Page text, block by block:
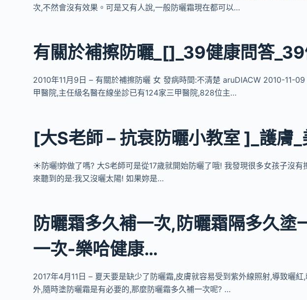
次,不然會沒有效果。可是又有人說,一般防曬霜現在都可以…
有關於補擦防曬_[]_39健康問答
2010年11月9日 – 有關於補擦防曬 女 發病時間:不清楚 aruDIACW 2010-11-
甲醫院,主任級名醫在線坐診已有124家三甲醫院,828位主…
[大S老師 – 抗衰防曬小教室 ]_護膚
☀️防曬!妳做了嗎? 大S老師可是從17歲就開始防曬了哦! 我發現很多女孩子沒
來聽到的是:我又沒曬太陽! 如果妳是…
防曬霜多久補一次,防曬霜隔多久塗
一次-樂哈健康…
2017年4月11日 – 夏天要是缺少了防曬霜,皮膚就容易受到紫外線照射,導致曬
外,隨時塗防曬霜是有必要的,那麼防曬霜多久補一次呢? …